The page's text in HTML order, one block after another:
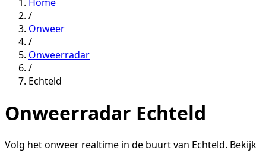
/
Onweer
/
Onweerradar
/
Echteld
Onweerradar Echteld
Volg het onweer realtime in de buurt van Echteld. Bekijk